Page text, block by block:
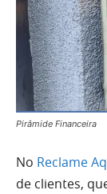
Pirâmide Financeira
No Reclame
de clientes,